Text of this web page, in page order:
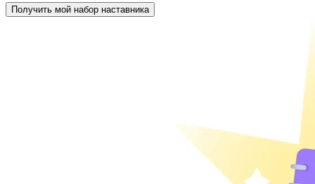
Получить мой набор наставника